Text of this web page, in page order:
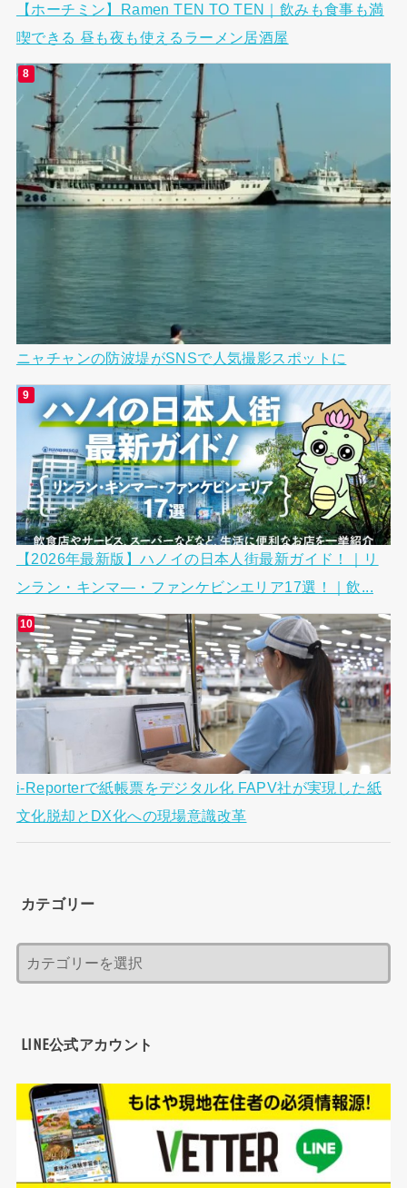
【ホーチミン】Ramen TEN TO TEN｜飲みも食事も満
喫できる 昼も夜も使えるラーメン居酒屋
ニャチャンの防波堤がSNSで人気撮影スポットに
【2026年最新版】ハノイの日本人街最新ガイド！｜リ
ンラン・キンマ―・ファンケビンエリア17選！｜飲...
i-Reporterで紙帳票をデジタル化 FAPV社が実現した紙
文化脱却とDX化への現場意識改革
カテゴリー
LINE公式アカウント